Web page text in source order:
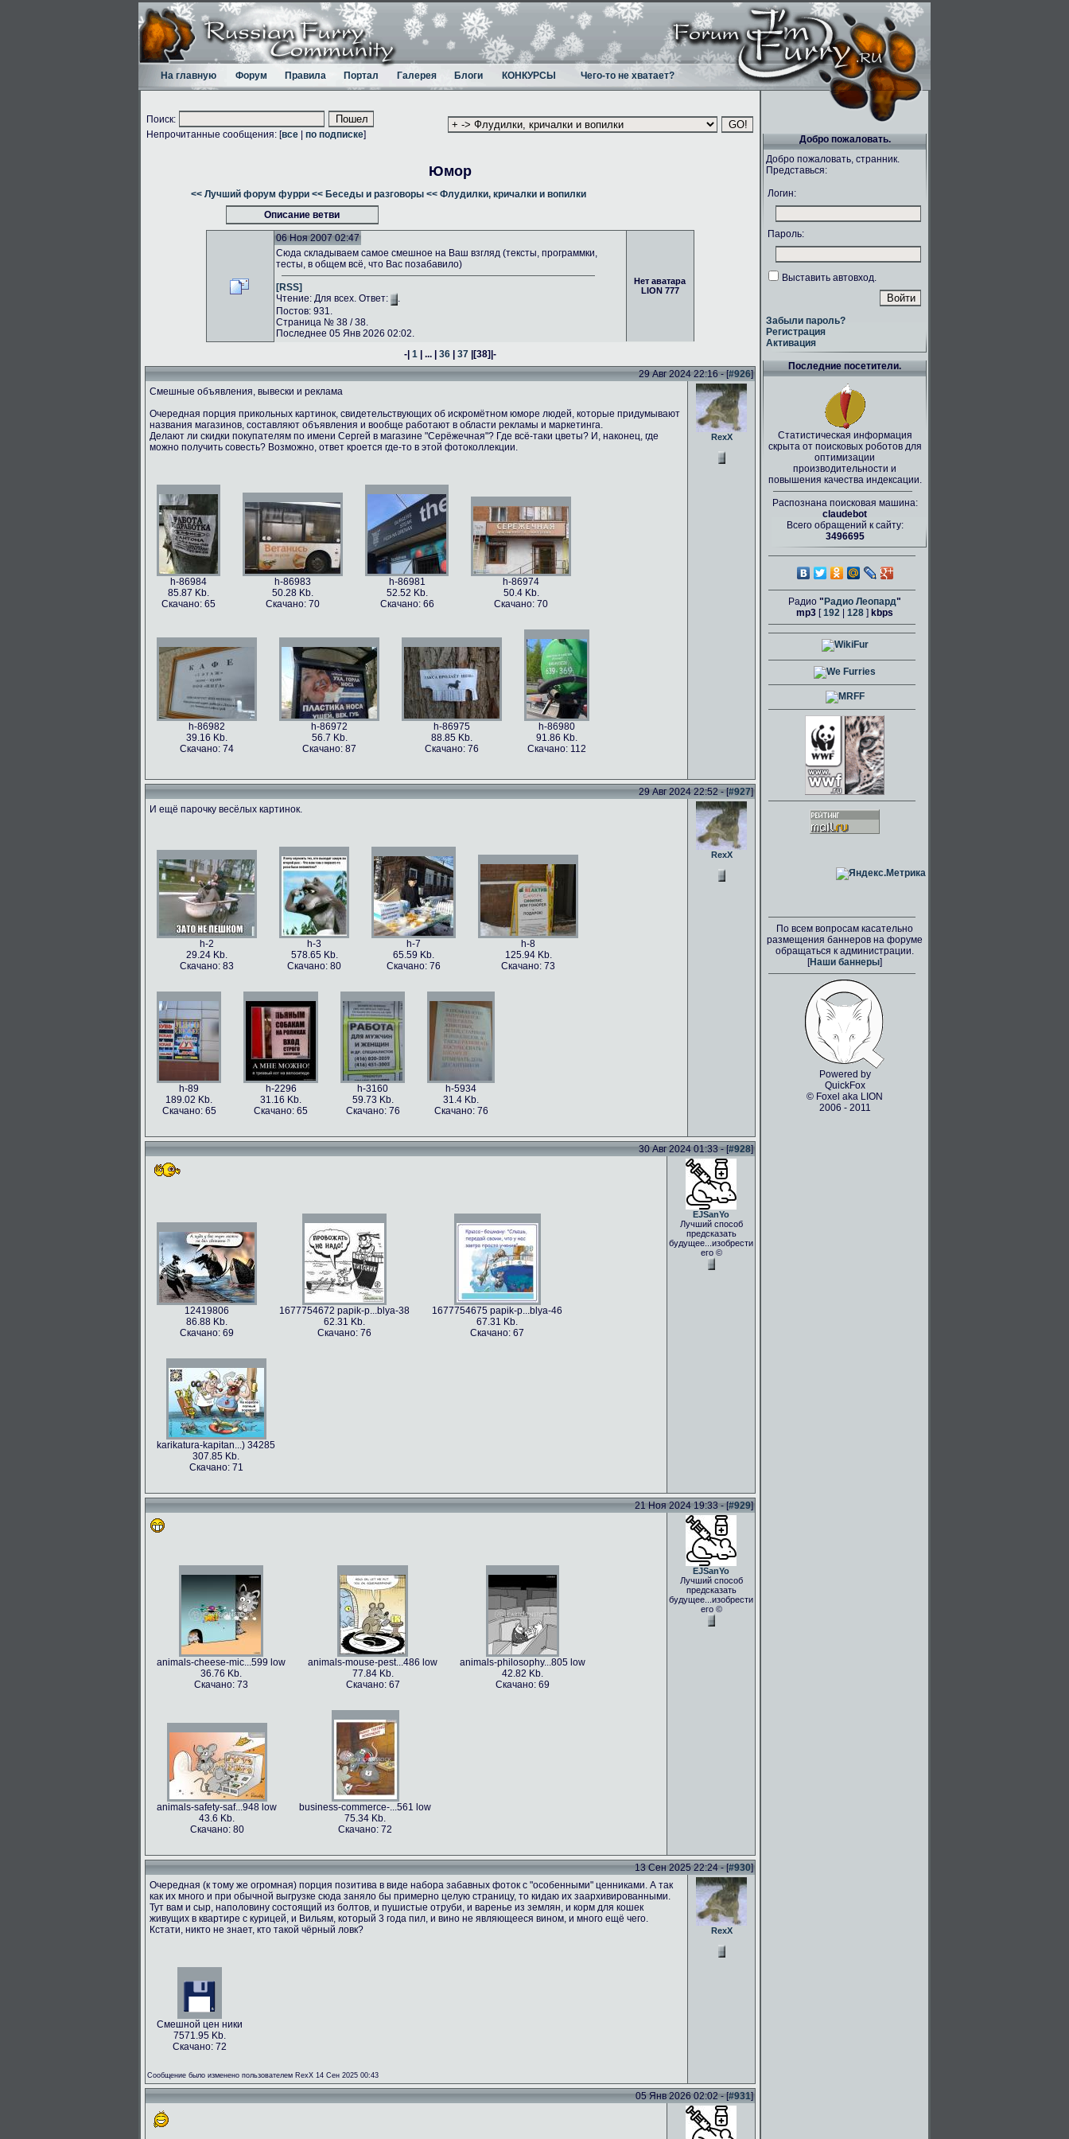
На главную Форум Правила Портал Галерея Блоги КОНКУРСЫ Чего-то не хватает?
Поиск:
Непрочитанные сообщения: [все по подписке]
Юмор
<< Лучший форум фурри << Беседы и разговоры << Флудилки, кричалки и вопилки
Описание ветви
06 Ноя 2007 02:47
Нет аватара
LION 777
Сюда складываем самое смешное на Ваш взгляд (тексты, программки,
тесты, в общем всё, что Вас позабавило)
[RSS]
Чтение: Для всех. Ответ:
.
Постов: 931.
Страница № 38 / 38.
Последнее 05 Янв 2026 02:02.
-| 1 | ... | 36 | 37 |[38]|-
29 Авг 2024 22:16 - [#926]
Смешные объявления, вывески и реклама
Очередная порция прикольных картинок, свидетельствующих об искромётном юморе людей, которые придумывают
названия магазинов, составляют объявления и вообще работают в области рекламы и маркетинга.
Делают ли скидки покупателям по имени Сергей в магазине "Серёжечная"? Где всё-таки цветы? И, наконец, где
можно получить совесть? Возможно, ответ кроется где-то в этой фотоколлекции.
h-86984
85.87 Kb.
Скачано: 65
h-86983
50.28 Kb.
Скачано: 70
h-86981
52.52 Kb.
Скачано: 66
h-86974
50.4 Kb.
Скачано: 70
h-86982
39.16 Kb.
Скачано: 74
h-86972
56.7 Kb.
Скачано: 87
h-86975
88.85 Kb.
Скачано: 76
h-86980
91.86 Kb.
Скачано: 112
h-86973
49.56 Kb.
Скачано: 77
h-86979
106.1 Kb.
Скачано: 63
h-86978
101.5 Kb.
Скачано: 59
h-86977
79.4 Kb.
Скачано: 82
115.82 Kb.
Скачано: 70
RexX
29 Авг 2024 22:52 - [#927]
И ещё парочку весёлых картинок.
h-2
29.24 Kb.
Скачано: 83
h-3
578.65 Kb.
Скачано: 80
h-7
65.59 Kb.
Скачано: 76
h-8
125.94 Kb.
Скачано: 73
h-89
189.02 Kb.
Скачано: 65
h-2296
31.16 Kb.
Скачано: 65
h-3160
59.73 Kb.
Скачано: 76
h-5934
31.4 Kb.
Скачано: 76
RexX
30 Авг 2024 01:33 - [#928]
12419806
86.88 Kb.
Скачано: 69
1677754672 papik-p...blya-38
62.31 Kb.
Скачано: 76
1677754675 papik-p...blya-46
67.31 Kb.
Скачано: 67
karikatura-kapitan...) 34285
307.85 Kb.
Скачано: 71
EJSanYo
Лучший способ
предсказать
будущее...изобрести
его ©
21 Ноя 2024 19:33 - [#929]
animals-cheese-mic...599 low
36.76 Kb.
Скачано: 73
animals-mouse-pest...486 low
77.84 Kb.
Скачано: 67
animals-philosophy...805 low
42.82 Kb.
Скачано: 69
animals-safety-saf...948 low
43.6 Kb.
Скачано: 80
business-commerce-...561 low
75.34 Kb.
Скачано: 72
EJSanYo
Лучший способ
предсказать
будущее...изобрести
его ©
13 Сен 2025 22:24 - [#930]
Очередная (к тому же огромная) порция позитива в виде набора забавных фоток с "особенными" ценниками. А так
как их много и при обычной выгрузке сюда заняло бы примерно целую страницу, то кидаю их заархивированными.
Тут вам и сыр, наполовину состоящий из болтов, и пушистые отруби, и варенье из землян, и корм для кошек
живущих в квартире с курицей, и Вильям, который 3 года пил, и вино не являющееся вином, и много ещё чего.
Кстати, никто не знает, кто такой чёрный ловк?
Смешной цен ники
7571.95 Kb.
Скачано: 72
Сообщение было изменено пользователем RexX 14 Сен 2025 00:43
RexX
05 Янв 2026 02:02 - [#931]
Добро пожаловать.
Добро пожаловать, странник.
Представься:
Логин:
Пароль:
Выставить автовход.
Забыли пароль?
Регистрация
Активация
Последние посетители.
Статистическая информация
скрыта от поисковых роботов для
оптимизации
производительности и
повышения качества индексации.
Распознана поисковая машина:
claudebot
Всего обращений к сайту:
3496695
Радио " Радио Леопард"
mp3 [192 128 ] kbps
По всем вопросам касательно
размещения баннеров на форуме
обращаться к администрации.
[Наши баннеры]
Powered by
QuickFox
© Foxel aka LION
2006 - 2011